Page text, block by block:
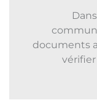
documents